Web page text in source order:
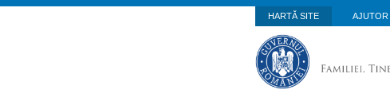
HARTĂ SITE
AJUTOR